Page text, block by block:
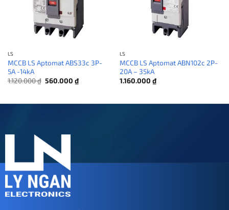
LS
MCCB LS Aptomat ABS33c 3P-
5A -14kA
1.120.000₫ Giá
gốc
560.000 ₫Giá
hiện
560.000 ₫.
LS
MCCB LS Aptomat ABN102c 2P-
20A – 35kA
1.160.000 ₫